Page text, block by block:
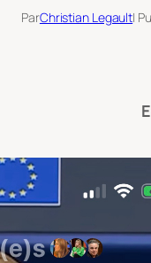
ParChristian Legault|